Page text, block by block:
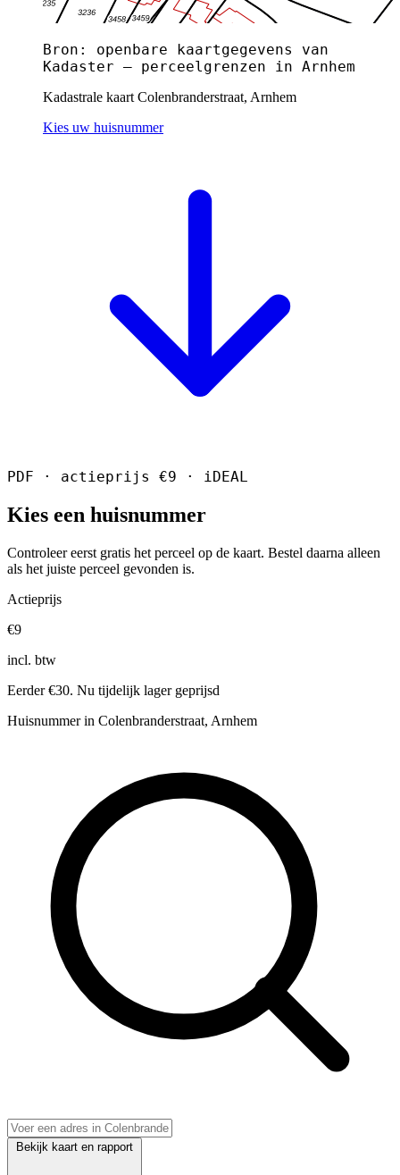
Bron: openbare kaartgegevens van
Kadaster — perceelgrenzen in Arnhem
Kadastrale kaart Colenbranderstraat, Arnhem
Kies uw huisnummer
PDF · actieprijs €9 · iDEAL
Kies een huisnummer
Controleer eerst gratis het perceel op de kaart. Bestel daarna alleen
als het juiste perceel gevonden is.
Actieprijs
€9
incl. btw
Eerder €30. Nu tijdelijk lager geprijsd
Huisnummer in Colenbranderstraat, Arnhem
Bekijk kaart en rapport